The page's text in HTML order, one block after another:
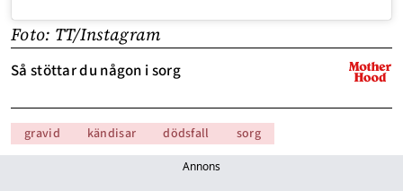
Foto: TT/Instagram
Så stöttar du någon i sorg
gravid kändisar dödsfall sorg
Annons